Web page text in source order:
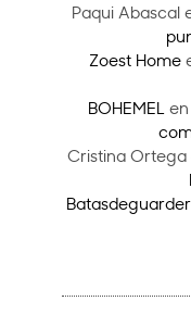
Paqui Abascal
Zoest Home
BOHEMEL en
Cristina Ortega